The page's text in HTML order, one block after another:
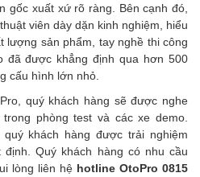
gốc xuất xứ rõ ràng. Bên cạnh đó,
viên dày dặn kinh nghiệm, hiểu
lượng sản phẩm, tay nghề thi công
đã được khẳng định qua hơn 500
cấu hình lớn nhỏ.
quý khách hàng sẽ được nghe
phòng test và các xe demo.
khách hàng được trải nghiệm
Quý khách hàng có nhu cầu
lòng liên hệ hotline OtoPro 0815